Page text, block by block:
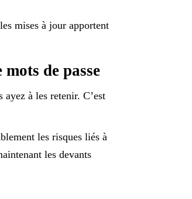
mises à jour apportent
de passe
à les retenir. C’est
les risques liés à
les devants